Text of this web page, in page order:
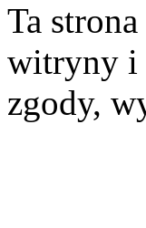
Ta
witryny i
zgody,